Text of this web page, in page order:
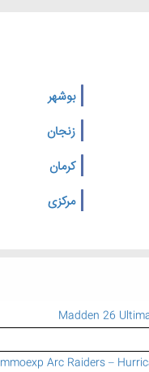
بوشهر
زنجان
کرمان
مرکزی
Madden 26
mmoexp Arc Raiders –